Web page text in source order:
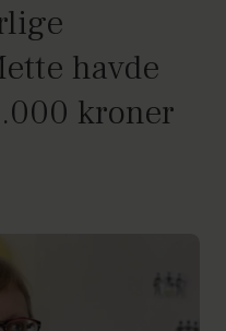
havde
kroner